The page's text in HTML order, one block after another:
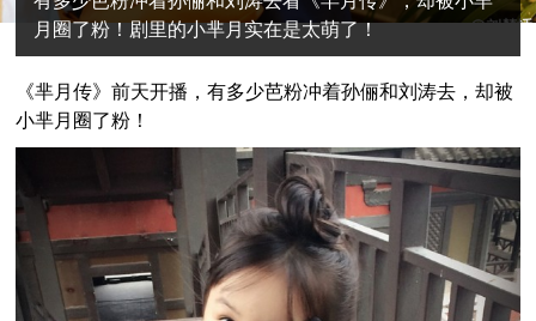
月圈了粉！剧里的小芈月实在是太萌了！
《芈月传》前天开播，有多少芭粉冲着孙俪和刘涛去，却被
小芈月圈了粉！